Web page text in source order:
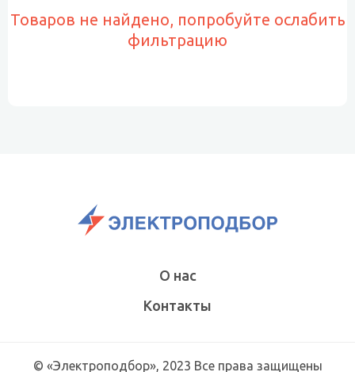
Товаров не найдено, попробуйте ослабить
фильтрацию
О нас
Контакты
© «Электроподбор», 2023 Все права защищены